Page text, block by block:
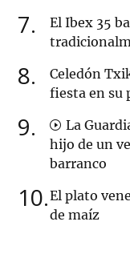
7
El Ibex 35
8
Celedón
fiesta en su
9
La
hijo de un
barranco
10 El plato
de maíz